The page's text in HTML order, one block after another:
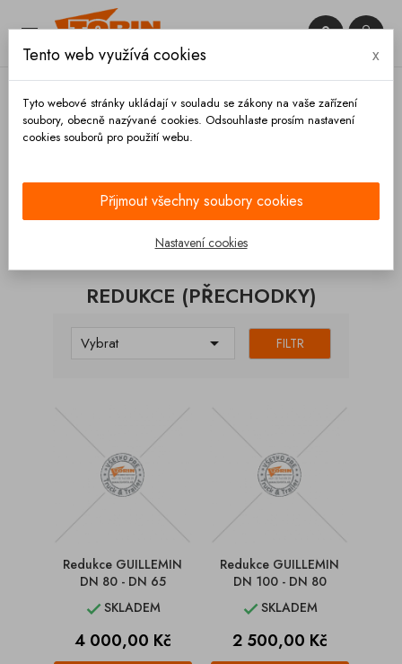
 

KATEGORIE
REDUKCE (PŘECHODKY)
Vybrat  FILTR
Redukce GUILLEMIN
DN 80 - DN 65
SKLADEM
Cena
4 000,00 Kč
Redukce GUILLEMIN
DN 100 - DN 80
SKLADEM
Cena
2 500,00 Kč
Tento web využívá cookies x
Tyto webové stránky ukládají v souladu se zákony na vaše zařízení
soubory, obecně nazývané cookies. Odsouhlaste prosím nastavení
cookies souborů pro použití webu.
Přijmout všechny soubory cookies
Nastavení cookies